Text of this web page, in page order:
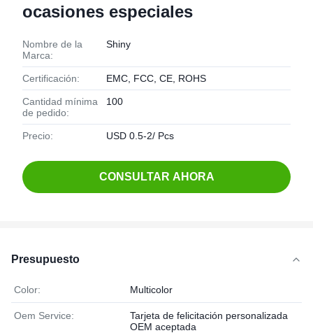
ocasiones especiales
Nombre de la
Marca:
Shiny
Certificación: EMC, FCC, CE, ROHS
Cantidad mínima
de pedido:
100
Precio: USD 0.5-2/ Pcs
CONSULTAR AHORA
Presupuesto
Color: Multicolor
Oem Service:
Tarjeta de felicitación personalizada
OEM aceptada